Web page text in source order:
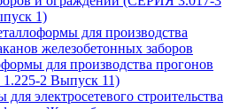
1)
для производства
железобетонных заборов
для производства прогонов
2 Выпуск 11)
электросетевого строительства